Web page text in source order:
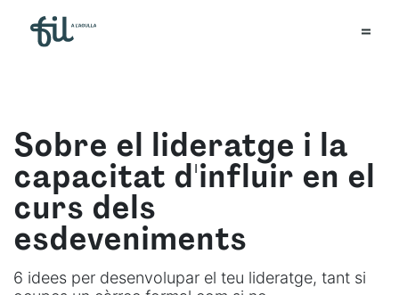
Sobre el lideratge i la
capacitat d'influir en el
curs dels
esdeveniments
6 idees per desenvolupar el teu lideratge, tant si